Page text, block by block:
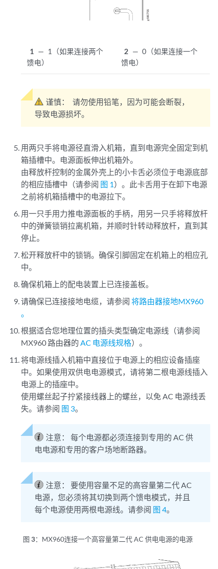
1 — 1（如果连接两个
馈电）
2 — 0（如果连接一个
馈电）
谨慎：
请勿使用铅笔，因为可能会断裂，
导致电源损坏。
用两只手将电源径直滑入机箱，直到电源完全固定到机
箱插槽中。电源面板伸出机箱外。
由释放杆控制的金属外壳上的小卡舌必须位于电源底部
的相应插槽中（请参阅 图 1）。此卡舌用于在卸下电源
之前将机箱插槽中的电源拉下。
用一只手用力推电源面板的手柄，用另一只手将释放杆
中的弹簧锁销拉离机箱，并顺时针转动释放杆，直到其
停止。
松开释放杆中的锁销。确保引脚固定在机箱上的相应孔
中。
确保机箱上的配电装置上已连接盖板。
请确保已连接接地电缆，请参阅将路由器接地MX960
。
根据适合您地理位置的插头类型确定电源线（请参阅
MX960 路由器的AC 电源线规格）。
将电源线插入机箱中直接位于电源上的相应设备插座
中。如果使用双供电电源模式，请将第二根电源线插入
电源上的插座中。
使用螺丝起子拧紧接线器上的螺丝，以免 AC 电源线丢
失。请参阅 图 3。
注意：
每个电源都必须连接到专用的 AC 供
电电源和专用的客户场地断路器。
注意：
要使用容量不足的高容量第二代 AC
电源，您必须将其切换到两个馈电模式，并且
每个电源使用两根电源线。请参阅 图 4。
图 3： MX960连接一个高容量第二代 AC 供电电源的电源